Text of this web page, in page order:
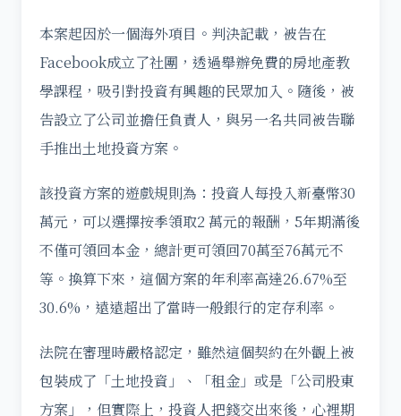
本案起因於一個海外項目。判決記載，被告在
Facebook成立了社團，透過舉辦免費的房地產教
學課程，吸引對投資有興趣的民眾加入。隨後，被
告設立了公司並擔任負責人，與另一名共同被告聯
手推出土地投資方案。
該投資方案的遊戲規則為：投資人每投入新臺幣30
萬元，可以選擇按季領取2 萬元的報酬，5年期滿後
不僅可領回本金，總計更可領回70萬至76萬元不
等。換算下來，這個方案的年利率高達26.67%至
30.6%，遠遠超出了當時一般銀行的定存利率。
法院在審理時嚴格認定，雖然這個契約在外觀上被
包裝成了「土地投資」、「租金」或是「公司股東
方案」，但實際上，投資人把錢交出來後，心裡期